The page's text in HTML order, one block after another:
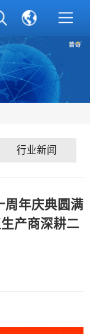
行业新闻
周年庆典圆满
产商深耕二